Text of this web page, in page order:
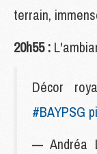
terrain,
20h55 :
Décor
#BAYPSG
— Andréa